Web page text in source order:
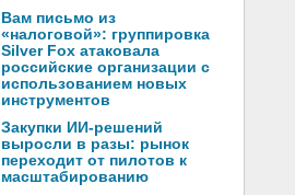
Вам письмо из
«налоговой»: группировка
Silver Fox атаковала
российские организации с
использованием новых
инструментов
Закупки ИИ-решений
выросли в разы: рынок
переходит от пилотов к
масштабированию